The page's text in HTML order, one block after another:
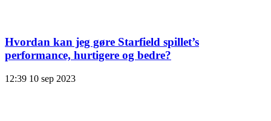
Hvordan kan jeg gøre Starfield spillet’s
performance, hurtigere og bedre?
12:39 10 sep 2023